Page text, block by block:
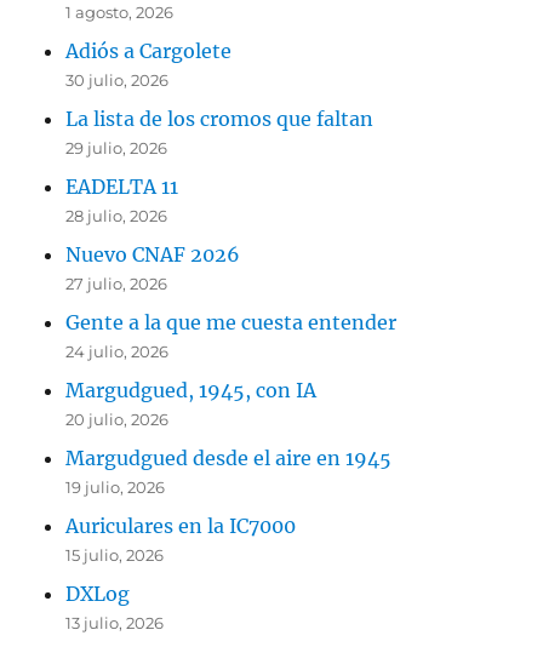
1 agosto, 2026
Adiós a Cargolete
30 julio, 2026
La lista de los cromos que faltan
29 julio, 2026
EADELTA 11
28 julio, 2026
Nuevo CNAF 2026
27 julio, 2026
Gente a la que me cuesta entender
24 julio, 2026
Margudgued, 1945, con IA
20 julio, 2026
Margudgued desde el aire en 1945
19 julio, 2026
Auriculares en la IC7000
15 julio, 2026
DXLog
13 julio, 2026